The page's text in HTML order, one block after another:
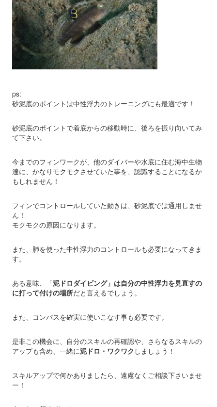
ps:
砂泥底のポイントは中性浮力のトレーニングにも最適です！
砂泥底のポイントで着底からの移動時に、後ろを振り向いてみ
て下さい。
今までのフィンワークが、他のダイバーや水底に住む海中生物
達に、かなりモクモクさせていた事を、認識することになるか
もしれません！
フィンでコントロールしていた動きは、砂泥底では通用しませ
ん！
モクモクの原因になります。
また、肺を使った中性浮力のコントロールも必要になってきま
す。
ある意味、「泥ドロダイビング」は自分の中性浮力を見直すの
に打って付けの場所だと言えるでしょう。
また、コンパスを確実に使いこなす事も必要です。
是非この機会に、自分のスキルの再確認や、さらなるスキルの
アップも含め、一緒に泥ドロ・ワクワク しましょう！
スキルアップで何かありましたら、遠慮なくご相談下さいませ
ー！